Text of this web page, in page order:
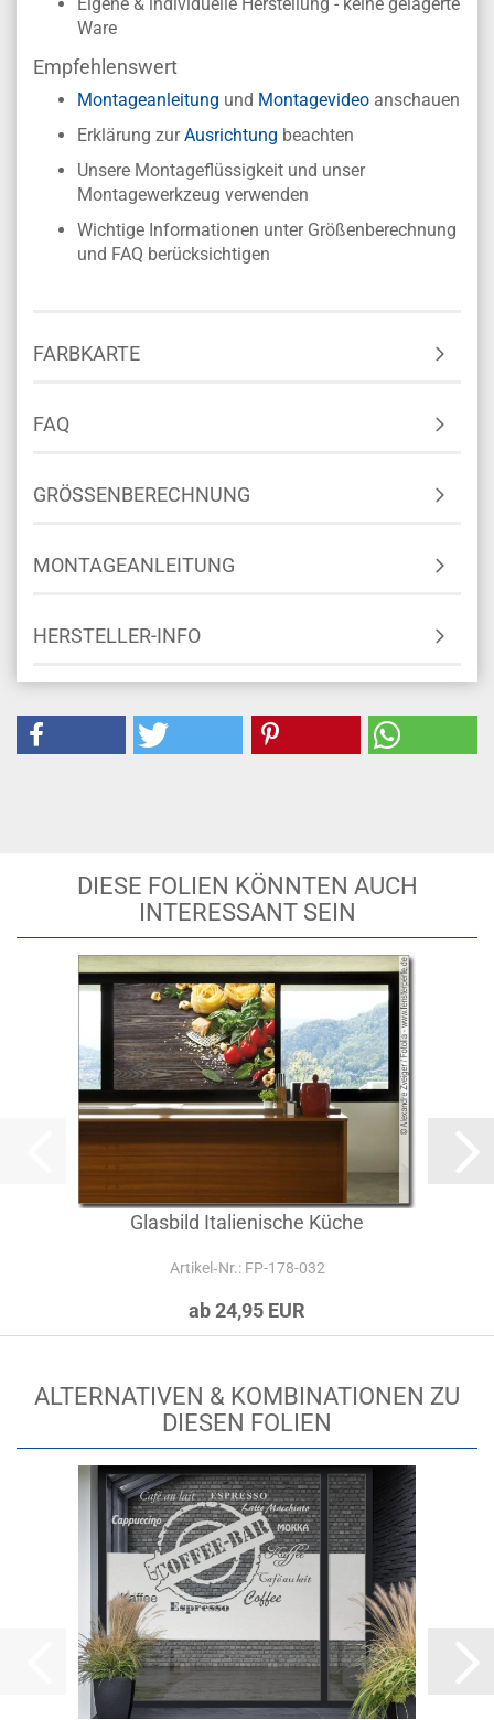
Ware
Empfehlenswert
Montageanleitung und Montagevideo anschauen
Erklärung zurAusrichtung beachten
Unsere Montageflüssigkeit und unser
Montagewerkzeug verwenden
Wichtige Informationen unter Größenberechnung
und FAQ berücksichtigen
FARBKARTE
FAQ
GRÖSSENBERECHNUNG
MONTAGEANLEITUNG
HERSTELLER-INFO
DIESE FOLIEN KÖNNTEN AUCH
INTERESSANT SEIN
Glasbild Italienische Küche
Artikel‑Nr.: FP-178-032
ab 24,95 EUR
ALTERNATIVEN & KOMBINATIONEN ZU
DIESEN FOLIEN